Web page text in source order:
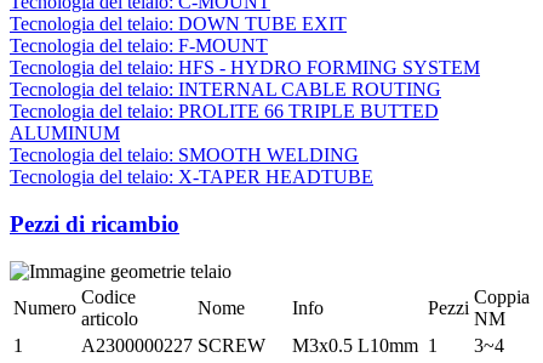
Tecnologia del telaio: DOWN TUBE EXIT
Tecnologia del telaio: F-MOUNT
Tecnologia del telaio: HFS - HYDRO FORMING SYSTEM
Tecnologia del telaio: INTERNAL CABLE ROUTING
Tecnologia del telaio: PROLITE 66 TRIPLE BUTTED
ALUMINUM
Tecnologia del telaio: SMOOTH WELDING
Tecnologia del telaio: X-TAPER HEADTUBE
Pezzi di ricambio
Numero
Codice
articolo
Nome Info Pezzi
Coppia
NM
1
A2300000227 SCREW M3x0.5 L10mm 1
3~4